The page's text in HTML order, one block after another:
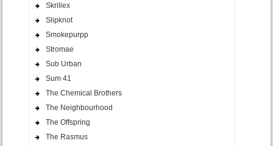
Skrillex
Slipknot
Smokepurpp
Stromae
Sub Urban
Sum 41
The Chemical Brothers
The Neighbourhood
The Offspring
The Rasmus